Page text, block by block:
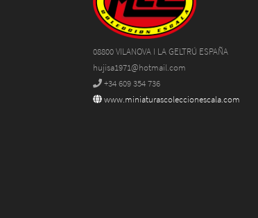
08800 VILANOVA I LA GELTRÚ ESPAÑA
hujisa1971@hotmail.com
+34 609 354 736
www.miniaturascoleccionescala.com